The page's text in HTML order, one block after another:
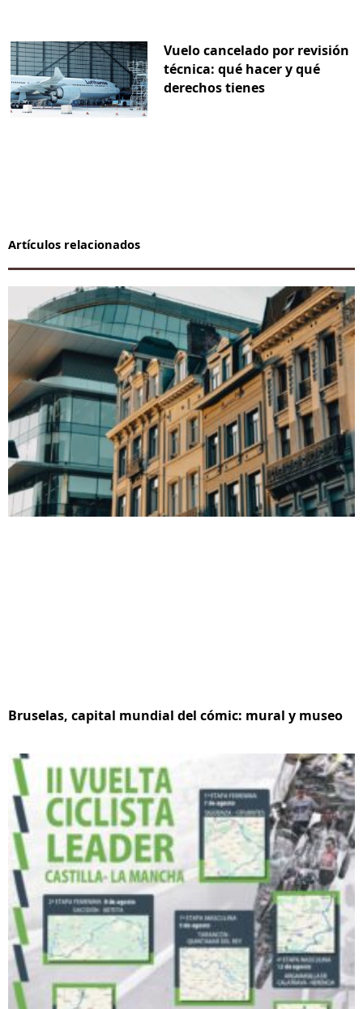
Vuelo cancelado por revisión
técnica: qué hacer y qué
derechos tienes
Artículos relacionados
Bruselas, capital mundial del cómic: mural y museo